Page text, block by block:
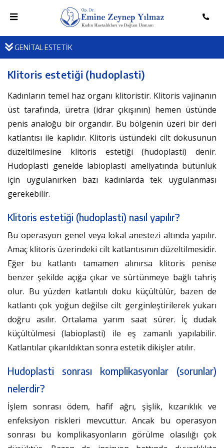
GENİTAL ESTETİK
Klitoris estetiği (hudoplasti)
Kadınların temel haz organı klitoristir. Klitoris vajinanın
üst tarafında, üretra (idrar çıkışının) hemen üstünde
penis analoğu bir organdır. Bu bölgenin üzeri bir deri
katlantısı ile kaplıdır. Klitoris üstündeki cilt dokusunun
düzeltilmesine klitoris estetiği (hudoplasti) denir.
Hudoplasti genelde labioplasti ameliyatında bütünlük
için uygulanırken bazı kadınlarda tek uygulanması
gerekebilir.
Klitoris estetiği (hudoplasti) nasıl yapılır?
Bu operasyon genel veya lokal anestezi altında yapılır.
Amaç klitoris üzerindeki cilt katlantısının düzeltilmesidir.
Eğer bu katlantı tamamen alınırsa klitoris penise
benzer şekilde açığa çıkar ve sürtünmeye bağlı tahriş
olur. Bu yüzden katlantılı doku küçültülür, bazen de
katlantı çok yoğun değilse cilt gerginleştirilerek yukarı
doğru asılır. Ortalama yarım saat sürer. İç dudak
küçültülmesi (labioplasti) ile eş zamanlı yapılabilir.
Katlantılar çıkarıldıktan sonra estetik dikişler atılır.
Hudoplasti sonrası komplikasyonlar (sorunlar)
nelerdir?
İşlem sonrası ödem, hafif ağrı, şişlik, kızarıklık ve
enfeksiyon riskleri mevcuttur. Ancak bu operasyon
sonrası bu komplikasyonların görülme olasılığı çok